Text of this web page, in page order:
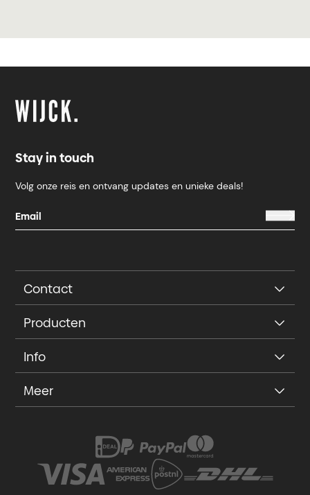
Stay in touch
Volg onze reis en ontvang updates en unieke deals!
Contact
Producten
Info
Meer